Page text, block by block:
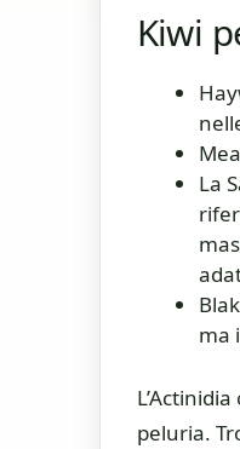
Kiwi
La
ma
peluria.